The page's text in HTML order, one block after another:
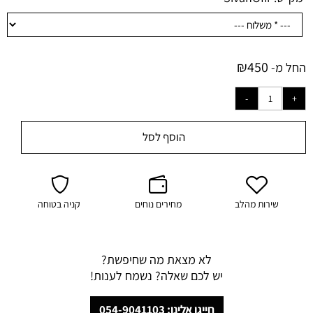
החל מ- ₪450
הוסף לסל
שירות מהלב מחירים נוחים קניה בטוחה
לא מצאת מה שחיפשת?
יש לכם שאלה? נשמח לענות!
חייגו אלינו: 054-9041103